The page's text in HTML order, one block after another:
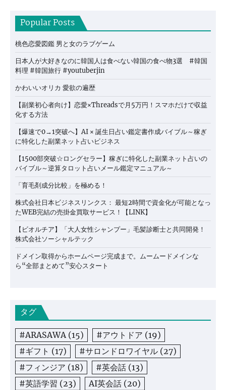
Popular Posts
桃色恋愛図鑑 男と女のラブゲーム
日本人が大好きなのに韓国人は食べない韓国の食べ物3選 #韓国
料理 #韓国旅行 #youtuberjin
かわいいオリカ 愛欲の遍歴
【副業初心者向け】恋愛×Threadsで月5万円！スマホだけで収益
化する方法
【爆速で0→1突破へ】AI × 誕生日占い鑑定書作成バイブル～稼ぎ
に特化した副業ネット占いビジネス
【1500部突破☆ロングセラー】稼ぎに特化した副業ネット占いの
バイブル～逆算タロット占いメール鑑定マニュアル～
「育毛剤成分比較」を極める！
株式会社日本ビジネスリンクス： 最短2時間で資金化が可能となっ
たWEB完結の売掛金買取サービス！【LINK】
【ビオルチア】「大人女性シャンプー」毛髪診断士と共同開発！
株式会社ソーシャルテック
ドメイン取得からホームページ完成まで。ムームードメインな
ら“全部まとめて”安心スタート
タグ
#ARASAWA(15) #アウトドア (19)
#ギフト (17) #サロンドロワイヤル (27)
#フィンジア (18) #英会話 (13)
#英語学習 (23) AI英会話 (20)